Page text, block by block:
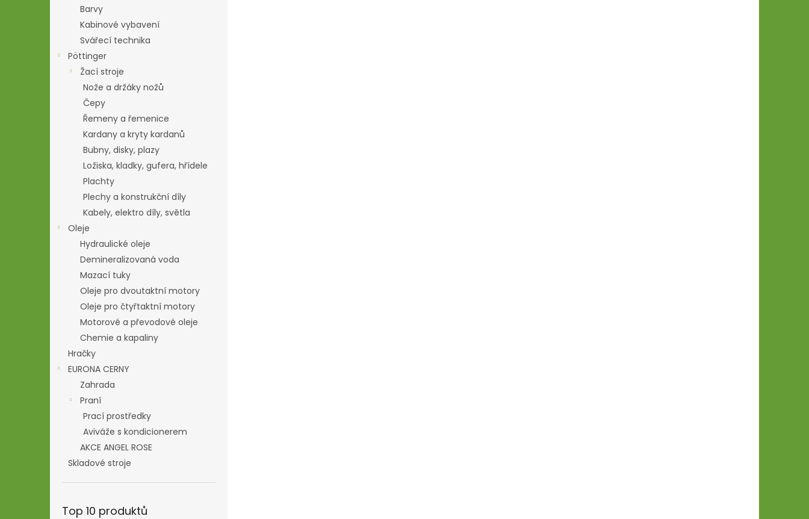
Barvy
Kabinové vybavení
Svářecí technika
Pöttinger
Žací stroje
Nože a držáky nožů
Čepy
Řemeny a řemenice
Kardany a kryty kardanů
Bubny, disky, plazy
Ložiska, kladky, gufera, hřídele
Plachty
Plechy a konstrukční díly
Kabely, elektro díly, světla
Oleje
Hydraulické oleje
Demineralizovaná voda
Mazací tuky
Oleje pro dvoutaktní motory
Oleje pro čtyřtaktní motory
Motorové a převodové oleje
Chemie a kapaliny
Hračky
EURONA CERNY
Zahrada
Praní
Prací prostředky
Aviváže s kondicionerem
AKCE ANGEL ROSE
Skladové stroje
Top 10 produktů